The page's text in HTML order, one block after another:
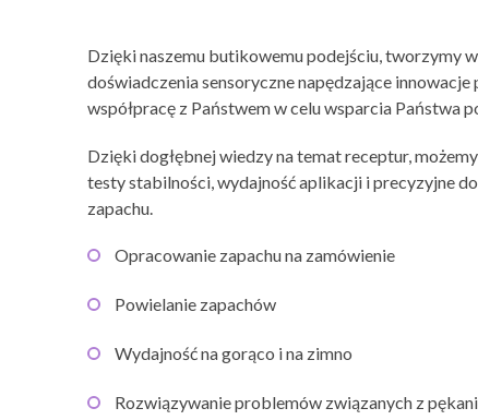
Dzięki naszemu butikowemu podejściu, tworzymy
doświadczenia sensoryczne napędzające
współpracę z Państwem w celu wsparcia Państwa
Dzięki dogłębnej wiedzy na temat receptur,
testy stabilności, wydajność aplikacji i precyzyjne
zapachu.
Opracowanie zapachu na zamówienie
Powielanie zapachów
Wydajność na gorąco i na zimno
Rozwiązywanie problemów związanych z